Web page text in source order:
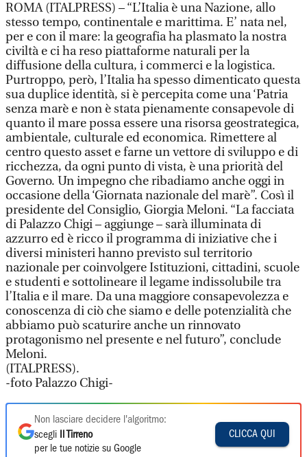
ROMA (ITALPRESS) – “L’Italia è una Nazione, allo
stesso tempo, continentale e marittima. E’ nata nel,
per e con il mare: la geografia ha plasmato la nostra
civiltà e ci ha reso piattaforme naturali per la
diffusione della cultura, i commerci e la logistica.
Purtroppo, però, l’Italia ha spesso dimenticato questa
sua duplice identità, si è percepita come una ‘Patria
senza marè e non è stata pienamente consapevole di
quanto il mare possa essere una risorsa geostrategica,
ambientale, culturale ed economica. Rimettere al
centro questo asset e farne un vettore di sviluppo e di
ricchezza, da ogni punto di vista, è una priorità del
Governo. Un impegno che ribadiamo anche oggi in
occasione della ‘Giornata nazionale del marè”. Così il
presidente del Consiglio, Giorgia Meloni. “La facciata
di Palazzo Chigi – aggiunge – sarà illuminata di
azzurro ed è ricco il programma di iniziative che i
diversi ministeri hanno previsto sul territorio
nazionale per coinvolgere Istituzioni, cittadini, scuole
e studenti e sottolineare il legame indissolubile tra
l’Italia e il mare. Da una maggiore consapevolezza e
conoscenza di ciò che siamo e delle potenzialità che
abbiamo può scaturire anche un rinnovato
protagonismo nel presente e nel futuro”, conclude
Meloni.
(ITALPRESS).
-foto Palazzo Chigi-
Non lasciare decidere l'algoritmo:
scegli
Il Tirreno
per le tue notizie su Google
CLICCA QUI